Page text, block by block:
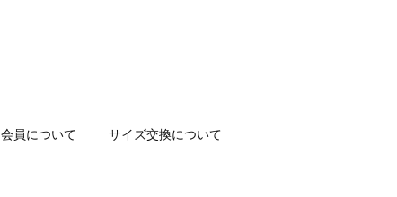
会員について サイズ交換について